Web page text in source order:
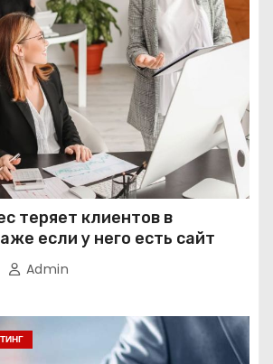
теряет клиентов в
если у него есть сайт
Admin